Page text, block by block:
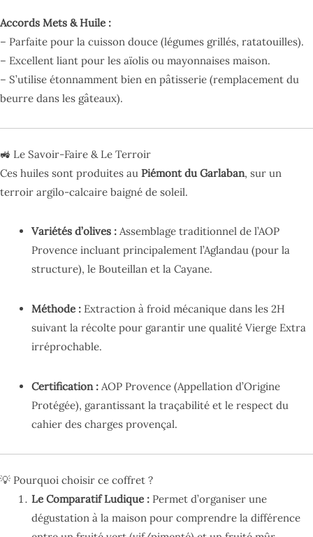
Accords Mets & Huile :
– Parfaite pour la cuisson douce (légumes grillés, ratatouilles).
– Excellent liant pour les aïolis ou mayonnaises maison.
– S’utilise étonnamment bien en pâtisserie (remplacement du
beurre dans les gâteaux).
🚜 Le Savoir-Faire & Le Terroir
Ces huiles sont produites au Piémont du Garlaban, sur un
terroir argilo-calcaire baigné de soleil.
Variétés d’olives : Assemblage traditionnel de l’AOP
Provence incluant principalement l’Aglandau (pour la
structure), le Bouteillan et la Cayane.
Méthode : Extraction à froid mécanique dans les 2H
suivant la récolte pour garantir une qualité Vierge Extra
irréprochable.
Certification : AOP Provence (Appellation d’Origine
Protégée), garantissant la traçabilité et le respect du
cahier des charges provençal.
💡 Pourquoi choisir ce coffret ?
Le Comparatif Ludique : Permet d’organiser une
dégustation à la maison pour comprendre la différence